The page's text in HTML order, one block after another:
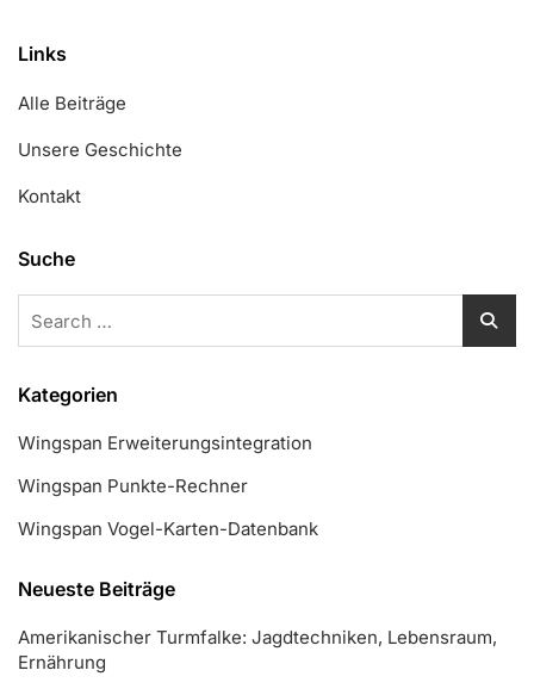
Links
Alle Beiträge
Unsere Geschichte
Kontakt
Suche
Kategorien
Wingspan Erweiterungsintegration
Wingspan Punkte-Rechner
Wingspan Vogel-Karten-Datenbank
Neueste Beiträge
Amerikanischer Turmfalke: Jagdtechniken, Lebensraum,
Ernährung